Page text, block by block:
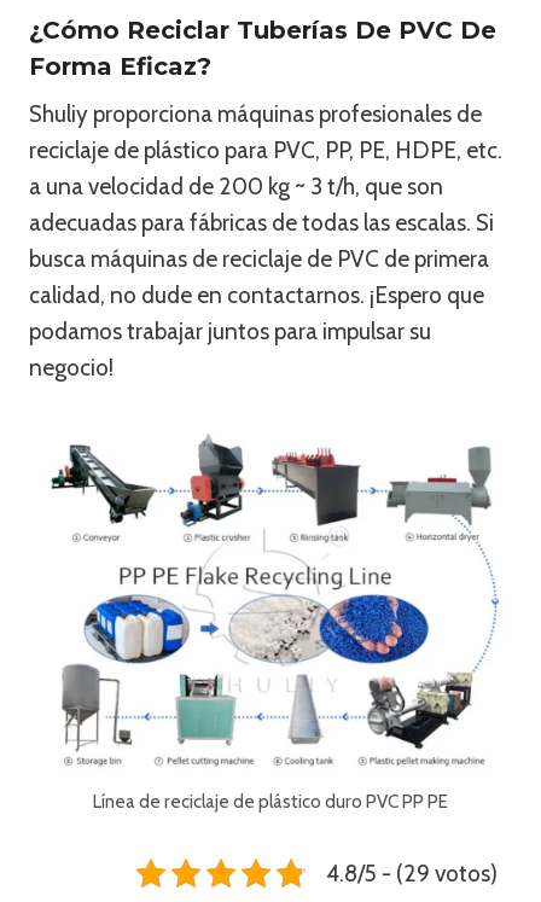
¿Cómo Reciclar Tuberías De PVC De
Forma Eficaz?
Shuliy proporciona máquinas profesionales de
reciclaje de plástico para PVC, PP, PE, HDPE, etc.
a una velocidad de 200 kg ~ 3 t/h, que son
adecuadas para fábricas de todas las escalas. Si
busca máquinas de reciclaje de PVC de primera
calidad, no dude en contactarnos. ¡Espero que
podamos trabajar juntos para impulsar su
negocio!
Línea de reciclaje de plástico duro PVC PP PE
4.8/5 - (29 votos)